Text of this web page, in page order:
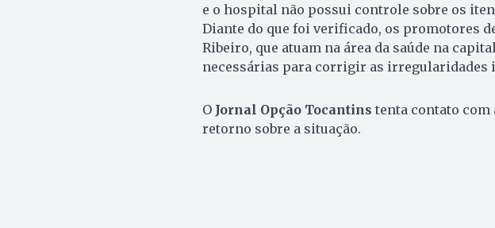
e o hospital não possui controle sobre os
Diante do que foi verificado, os promotores
Ribeiro, que atuam na área da saúde na
necessárias para corrigir as irregularidades
O Jornal Opção Tocantins tenta contato
retorno sobre a situação.